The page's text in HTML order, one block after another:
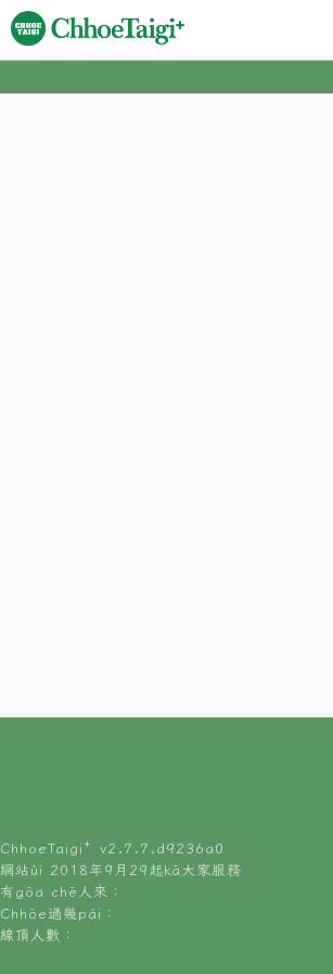
ChhoeTaigi⁺ v2.7.7.d9236a0
網站ùi 2018年9月29起kā大家服務
有gōa chē人來：
Chhōe過幾pái：
線頂人數：